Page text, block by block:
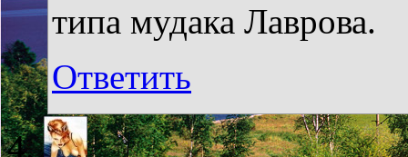
типа мудака Лаврова.
Ответить